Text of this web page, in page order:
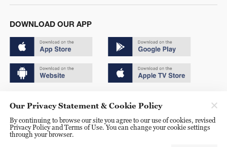
DOWNLOAD OUR APP
京ICP备20000184号
京公网安备 11010502050052号
Our Privacy Statement & Cookie Policy
By continuing to browse our site you agree to our use of cookies, revised
Privacy Policy and Terms of Use. You can change your cookie settings
through your browser.